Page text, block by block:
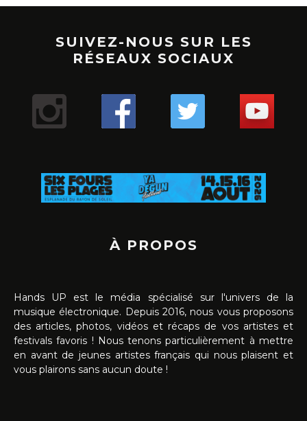
SUIVEZ-NOUS SUR LES
RÉSEAUX SOCIAUX
À PROPOS
Hands UP est le média spécialisé sur l'univers de la
musique électronique. Depuis 2016, nous vous proposons
des articles, photos, vidéos et récaps de vos artistes et
festivals favoris ! Nous tenons particulièrement à mettre
en avant de jeunes artistes français qui nous plaisent et
vous plairons sans aucun doute !